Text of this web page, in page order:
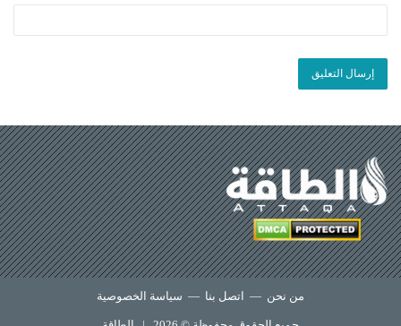
من نحن — اتصل بنا — سياسة الخصوصية